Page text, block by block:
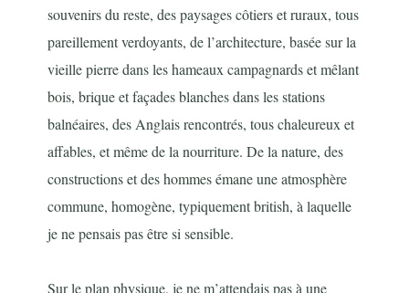
souvenirs du reste, des paysages côtiers et ruraux, tous
pareillement verdoyants, de l’architecture, basée sur la
vieille pierre dans les hameaux campagnards et mêlant
bois, brique et façades blanches dans les stations
balnéaires, des Anglais rencontrés, tous chaleureux et
affables, et même de la nourriture. De la nature, des
constructions et des hommes émane une atmosphère
commune, homogène, typiquement british, à laquelle
je ne pensais pas être si sensible.
Sur le plan physique, je ne m’attendais pas à une